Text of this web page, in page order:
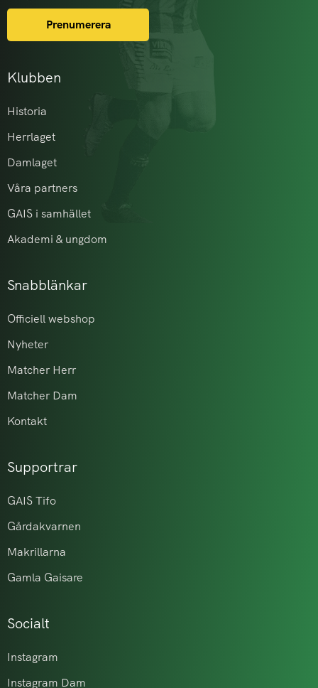
Klubben
Historia
Herrlaget
Damlaget
Våra partners
GAIS i samhället
Akademi & ungdom
Snabblänkar
Officiell webshop
Nyheter
Matcher Herr
Matcher Dam
Kontakt
Supportrar
GAIS Tifo
Gårdakvarnen
Makrillarna
Gamla Gaisare
Socialt
Instagram
Instagram Dam
Prenumerera